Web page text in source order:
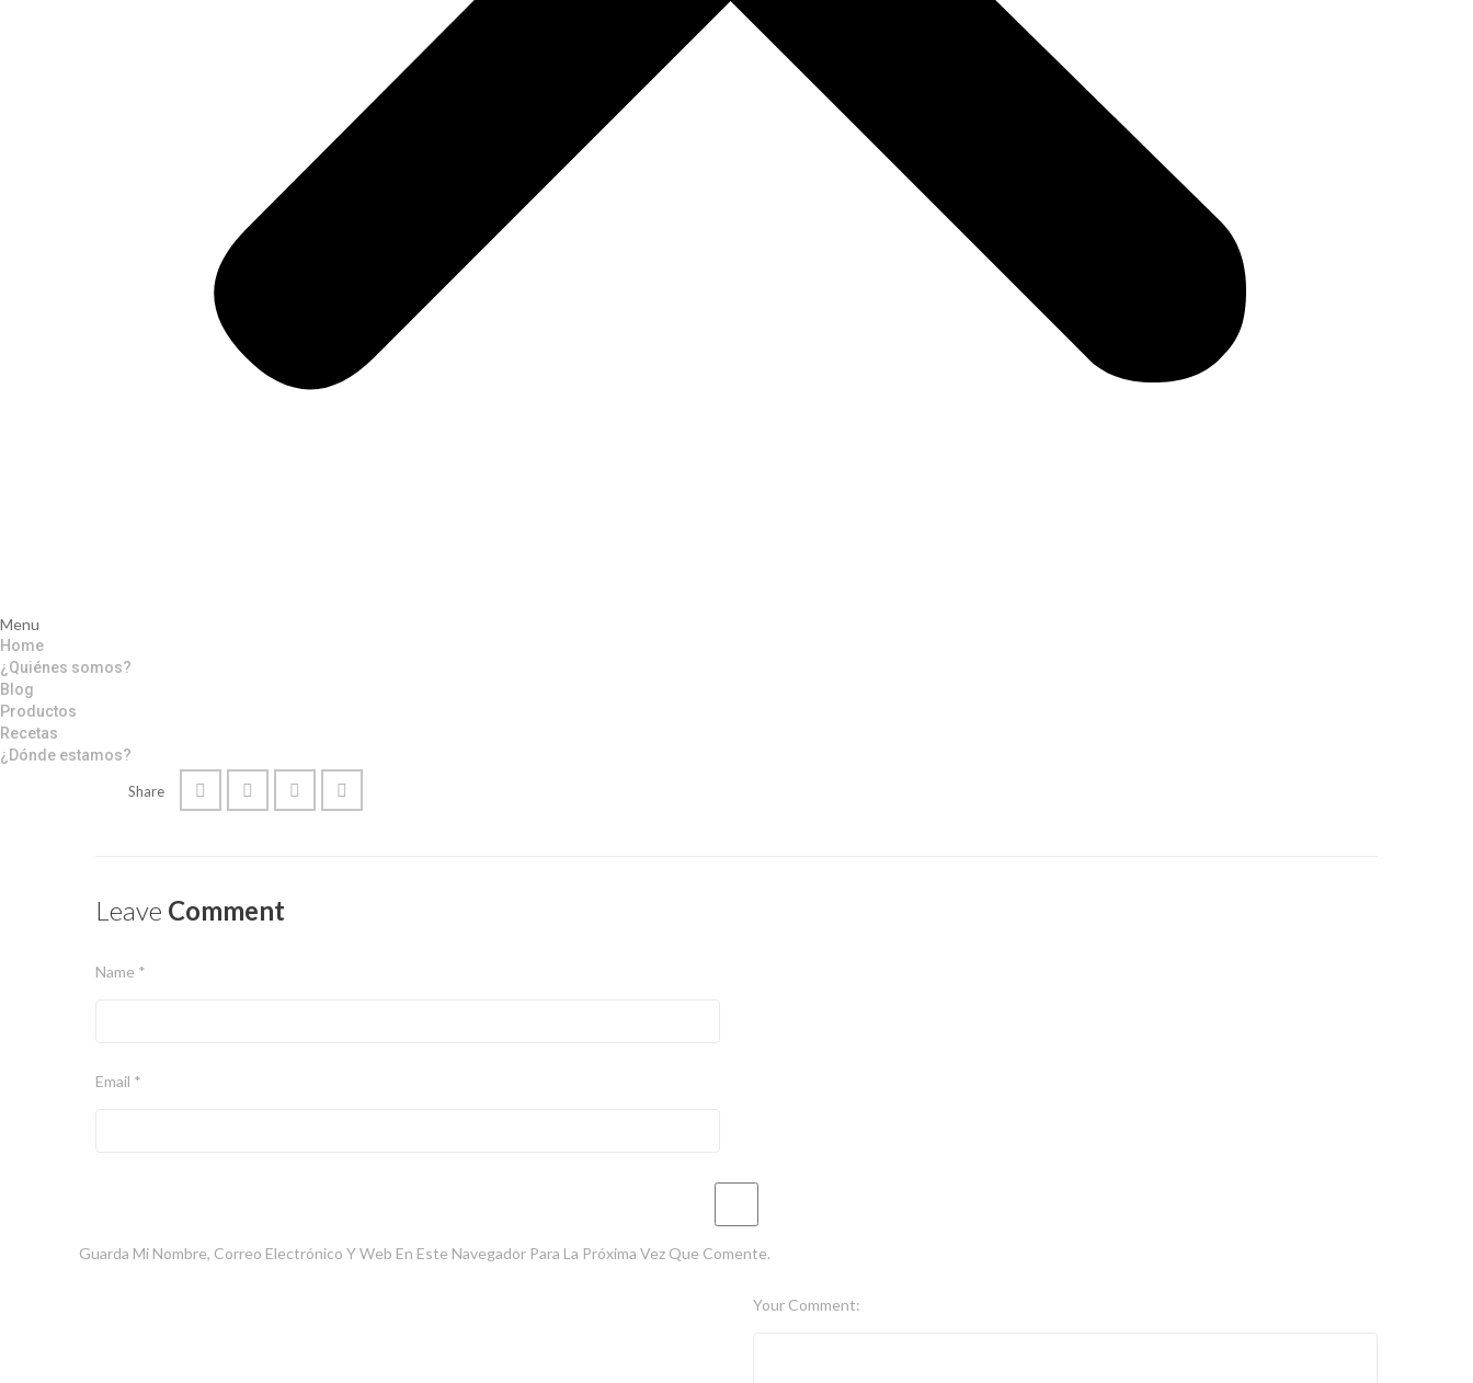
Menu
Home
¿Quiénes somos?
Blog
Productos
Recetas
¿Dónde estamos?
Share
Leave Comment
Name *
Email *
Guarda Mi Nombre, Correo Electrónico Y Web En Este Navegador Para La Próxima Vez Que Comente.
Your Comment: